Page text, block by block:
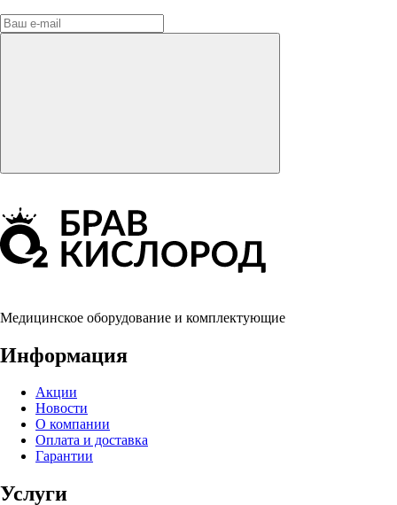
Медицинское оборудование и комплектующие
Информация
Акции
Новости
О компании
Оплата и доставка
Гарантии
Услуги